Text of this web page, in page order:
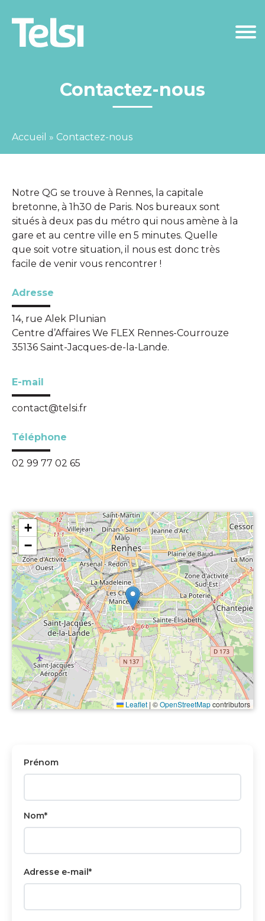
Contactez-nous
Accueil » Contactez-nous
Notre QG se trouve à Rennes, la capitale
bretonne, à 1h30 de Paris. Nos bureaux sont
situés à deux pas du métro qui nous amène à la
gare et au centre ville en 5 minutes. Quelle
que soit votre situation, il nous est donc très
facile de venir vous rencontrer !
Adresse
14, rue Alek Plunian
Centre d’Affaires We FLEX Rennes-Courrouze
35136 Saint-Jacques-de-la-Lande.
E-mail
contact@telsi.fr
Téléphone
02 99 77 02 65
+
−
Leaflet | ©OpenStreetMapcontributors
Prénom
Nom*
Adresse e-mail*